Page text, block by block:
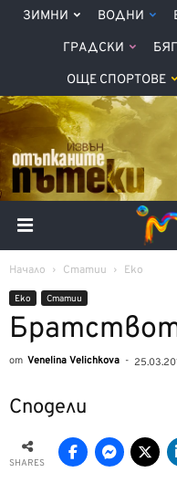
ЗИМНИ ВОДНИ
ГРАДСКИ
ОЩЕ СПОРТОВЕ
Начало Статии Еко
Еко Статии
от Venelina Velichkova -
Сподели
SHARES